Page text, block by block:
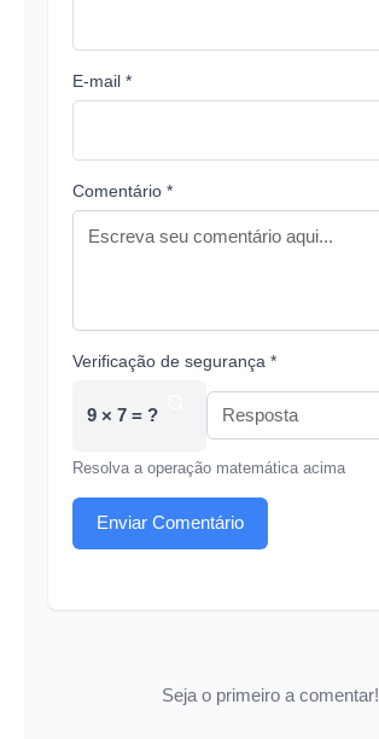
E-mail *
Comentário *
Verificação de segurança *
9 × 7 = ?
Resolva a operação matemática acima
Enviar Comentário
Seja o primeiro a comentar!